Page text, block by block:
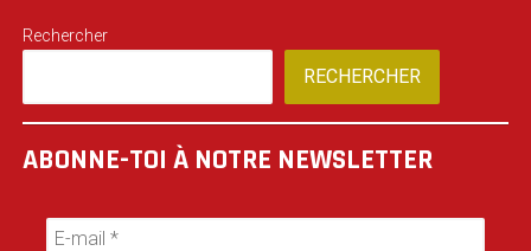
Rechercher
RECHERCHER
ABONNE-TOI À NOTRE NEWSLETTER